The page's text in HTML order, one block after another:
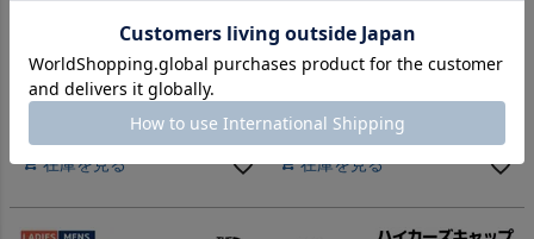
【20%OFF】カジュアル 小物
ーポーチ キッズ ジュニア 3L
THE NORTH FACE K Shoulder
Pouch
-（0件）
4,224税込
在庫を見る
【30%OFF】
ザ・ノース・フェイス アストラ
M ショルダーバッグ エコバッ
型 アウトドア THE NORTH
FACE 8L アウトレット セール
-（0件）
販売価格 ¥4,235税込
在庫を見る